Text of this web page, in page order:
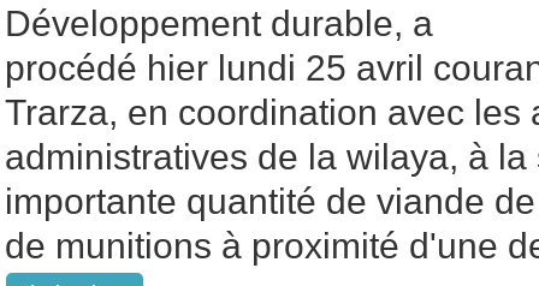
Développement durable, a
procédé hier lundi 25 avril
Trarza, en coordination avec les
administratives de la wilaya, à la
importante quantité de viande
de munitions à proximité d'une